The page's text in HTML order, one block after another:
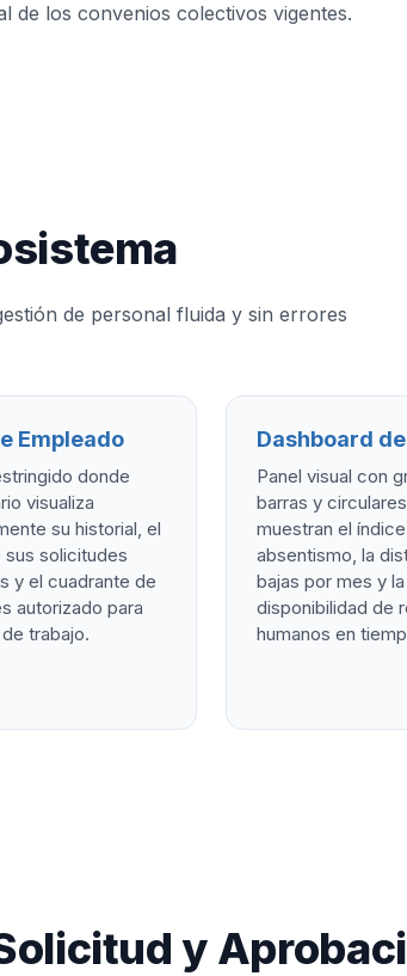
de los convenios colectivos vigentes.
de personal fluida y sin errores
Empleado
donde
visualiza
su historial, el
solicitudes
y el cuadrante de
autorizado para
trabajo.
Dashboard
Panel visual con
barras y
muestran el
absentismo, la
bajas por mes y la
disponibilidad de
humanos en
y